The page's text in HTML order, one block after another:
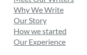
Why We Write
Our Story
How we started
Our Experience